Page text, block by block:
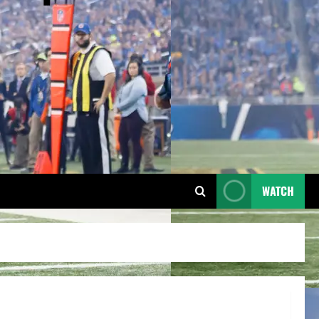
WATCH